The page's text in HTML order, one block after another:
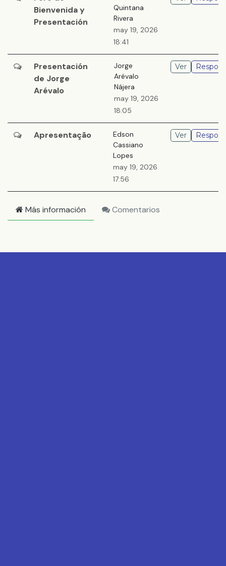
Bienvenida y
Presentación
Quintana
Rivera
may 19, 2026
18:41
Presentación
de Jorge
Arévalo
Jorge
Arévalo
Nájera
may 19, 2026
18:05
Ver
Apresentação
Edson
Cassiano
Lopes
may 19, 2026
17:56
Ver
Más información Comentarios